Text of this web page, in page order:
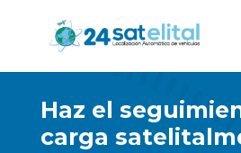
Haz el
carga